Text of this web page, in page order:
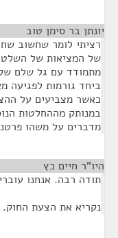
יונתן בר סימן טוב
רציתי לומר שחשוב
של המציאות של
מתמודד עם גל שלם
ביחד גורמות לפגיעה
כאשר מצביעים על
במנותק מההחלטות
מדברים על משהו
היו"ר חיים כץ
תודה רבה. אנחנו
נקריא את הצעת החוק.